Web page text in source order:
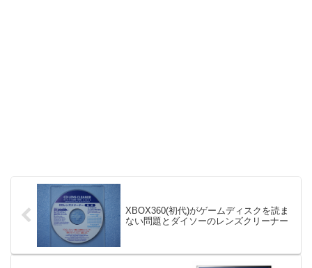
XBOX360(初代)がゲームディスクを読ま
ない問題とダイソーのレンズクリーナー